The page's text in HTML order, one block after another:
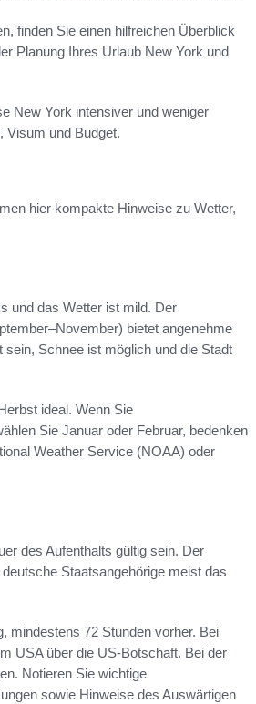
finden Sie einen hilfreichen Überblick
Planung Ihres Urlaub New York und
New York intensiver und weniger
Visum und Budget.
hier kompakte Hinweise zu Wetter,
und das Wetter ist mild. Der
bietet angenehme
Schnee ist möglich und die Stadt
ideal. Wenn Sie
Sie Januar oder Februar, bedenken
Weather Service (NOAA) oder
des Aufenthalts gültig sein. Der
Staatsangehörige meist das
mindestens 72 Stunden vorher. Bei
USA über die US-Botschaft. Bei der
Notieren Sie wichtige
sowie Hinweise des Auswärtigen